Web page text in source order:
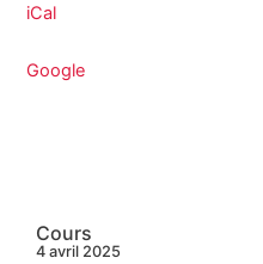
iCal
Google
Cours
4 avril 2025